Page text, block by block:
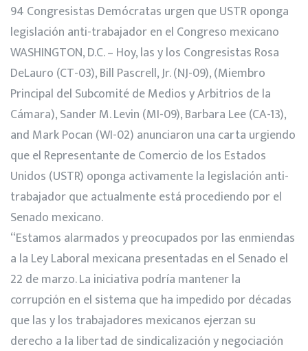
94 Congresistas Demócratas urgen que USTR oponga
legislación anti-trabajador en el Congreso mexicano
WASHINGTON, D.C. – Hoy, las y los Congresistas Rosa
DeLauro (CT-03), Bill Pascrell, Jr. (NJ-09), (Miembro
Principal del Subcomité de Medios y Arbitrios de la
Cámara), Sander M. Levin (MI-09), Barbara Lee (CA-13),
and Mark Pocan (WI-02) anunciaron una carta urgiendo
que el Representante de Comercio de los Estados
Unidos (USTR) oponga activamente la legislación anti-
trabajador que actualmente está procediendo por el
Senado mexicano.
“Estamos alarmados y preocupados por las enmiendas
a la Ley Laboral mexicana presentadas en el Senado el
22 de marzo. La iniciativa podría mantener la
corrupción en el sistema que ha impedido por décadas
que las y los trabajadores mexicanos ejerzan su
derecho a la libertad de sindicalización y negociación